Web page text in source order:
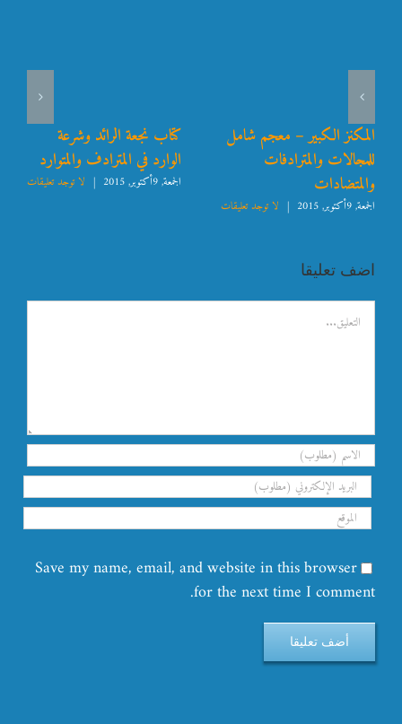
المكنز الكبير – معجم شامل
للمجالات والمترادفات
والمتضادات
الجمعة, 9أكتوبر, 2015 | لا توجد تعليقات
كتاب نجعة الرائد وشرعة
الوارد في المترادف والمتوارد
الجمعة, 9أكتوبر, 2015 | لا توجد تعليقات
اضف تعليقا
تعليق
Save my name, email, and website in this browser
for the next time I comment.